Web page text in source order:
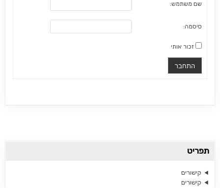
שם משתמש:
סיסמה:
זכור אותי
התחבר
תפריט
קישורים
קישורים